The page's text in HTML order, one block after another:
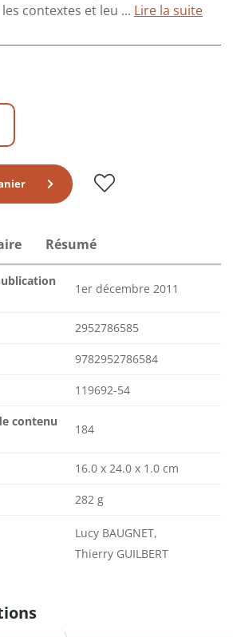
contextes et leu ... Lire la suite
Résumé
1er décembre 2011
2952786585
9782952786584
119692-54
contenu
184
16.0 x 24.0 x 1.0 cm
282 g
Lucy BAUGNET,
Thierry GUILBERT